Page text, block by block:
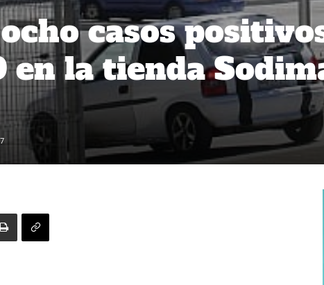
casos
en la tienda